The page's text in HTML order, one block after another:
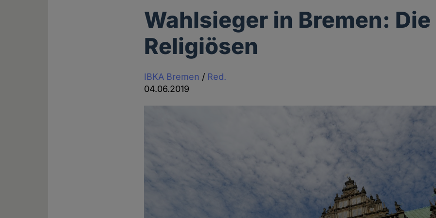
Wahlsieger in Bremen: Die
Religiösen
IBKA Bremen / Red.
04.06.2019